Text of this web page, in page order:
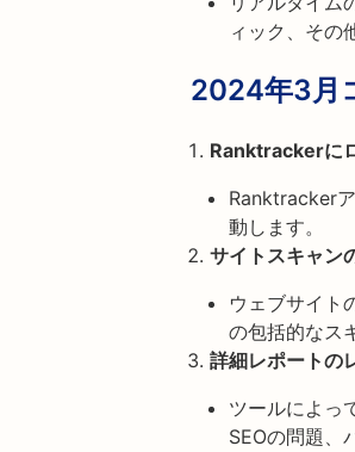
ィック、その
2024年3月
Ranktrackerに
Ranktracker
動します。
サイトスキャン
ウェブサイト
の包括的なス
詳細レポートの
ツールによっ
SEOの問題、